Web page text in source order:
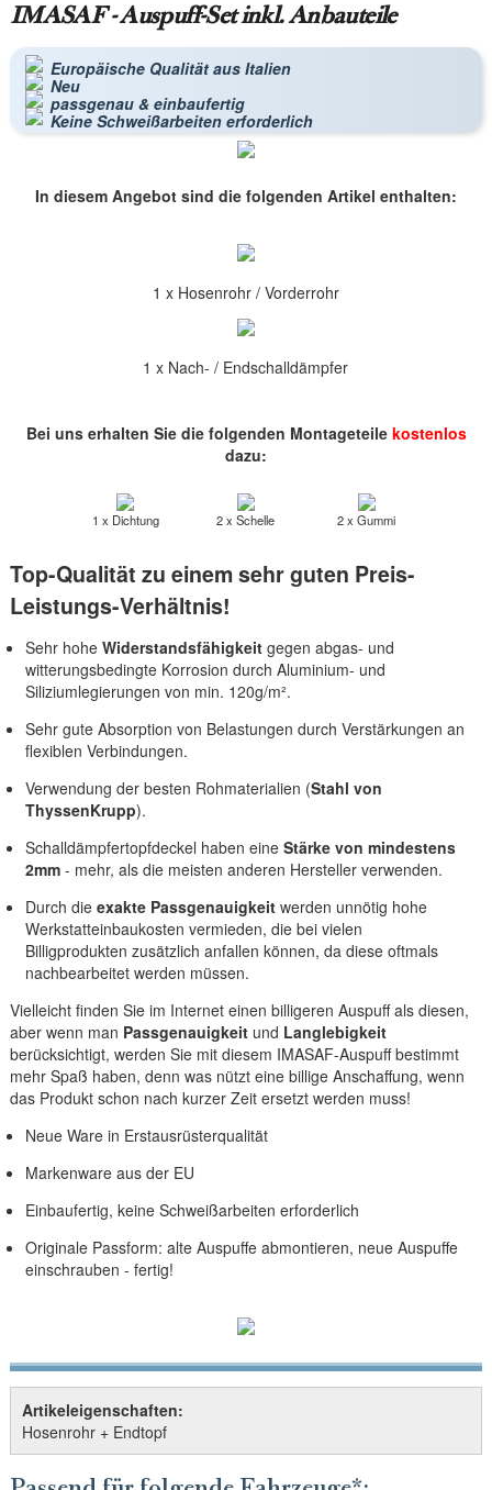
IMASAF - Auspuff-Set inkl. Anbauteile
Europäische Qualität aus Italien
Neu
passgenau & einbaufertig
Keine Schweißarbeiten erforderlich
In diesem Angebot sind die folgenden Artikel enthalten:
1 x Hosenrohr / Vorderrohr
1 x Nach- / Endschalldämpfer
Bei uns erhalten Sie die folgenden Montageteile kostenlos
dazu:
1 x Dichtung 2 x Schelle 2 x Gummi
Top-Qualität zu einem sehr guten Preis-
Leistungs-Verhältnis!
Sehr hohe Widerstandsfähigkeit gegen abgas- und
witterungsbedingte Korrosion durch Aluminium- und
Siliziumlegierungen von min. 120g/m².
Sehr gute Absorption von Belastungen durch Verstärkungen an
flexiblen Verbindungen.
Verwendung der besten Rohmaterialien (Stahl von
ThyssenKrupp).
Schalldämpfertopfdeckel haben eine Stärke von mindestens
2mm- mehr, als die meisten anderen Hersteller verwenden.
Durch dieexakte Passgenauigkeitwerden unnötig hohe
Werkstatteinbaukosten vermieden, die bei vielen
Billigprodukten zusätzlich anfallen können, da diese oftmals
nachbearbeitet werden müssen.
Vielleicht finden Sie im Internet einen billigeren Auspuff als diesen,
aber wenn man Passgenauigkeit und Langlebigkeit
berücksichtigt, werden Sie mit diesem IMASAF-Auspuff bestimmt
mehr Spaß haben, denn was nützt eine billige Anschaffung, wenn
das Produkt schon nach kurzer Zeit ersetzt werden muss!
Neue Ware in Erstausrüsterqualität
Markenware aus der EU
Einbaufertig, keine Schweißarbeiten erforderlich
Originale Passform: alte Auspuffe abmontieren, neue Auspuffe
einschrauben - fertig!
Artikeleigenschaften:
Hosenrohr + Endtopf